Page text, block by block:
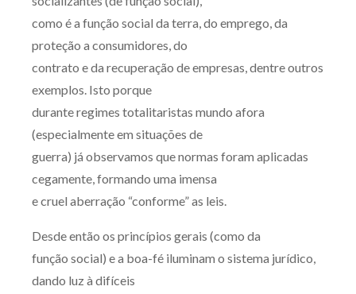
como é a função social da terra, do emprego, da
proteção a consumidores, do
contrato e da recuperação de empresas, dentre outros
exemplos. Isto porque
durante regimes totalitaristas mundo afora
(especialmente em situações de
guerra) já observamos que normas foram aplicadas
cegamente, formando uma imensa
e cruel aberração “conforme” as leis.
Desde então os princípios gerais (como da
função social) e a boa-fé iluminam o sistema jurídico,
dando luz à difíceis